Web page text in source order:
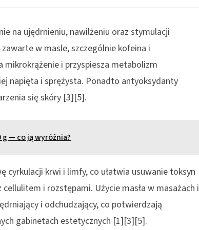
na ujędrnieniu, nawilżeniu oraz stymulacji
w masle, szczególnie kofeina i
i przyspiesza metabolizm
napięta i sprężysta. Ponadto antyoksydanty
się skóry [3][5].
— co ją wyróżnia?
cyrkulacji krwi i limfy, co ułatwia usuwanie toksyn
i rozstępami. Użycie masła w masażach i
i odchudzający, co potwierdzają
gabinetach estetycznych [1][3][5].